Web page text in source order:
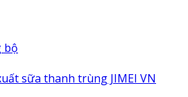
bộ
sữa thanh trùng JIMEI VN